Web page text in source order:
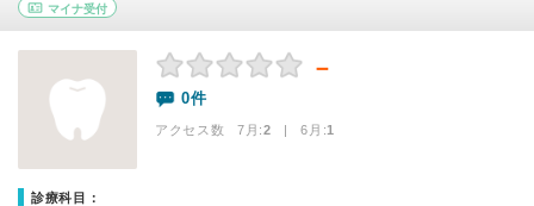
マイナ受付
－
0件
アクセス数 7月:2 | 6月:1
診療科目：